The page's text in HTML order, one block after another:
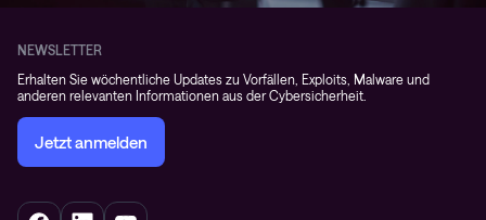
NEWSLETTER
Erhalten Sie wöchentliche Updates zu Vorfällen, Exploits, Malware und
anderen relevanten Informationen aus der Cybersicherheit.
Jetzt anmelden